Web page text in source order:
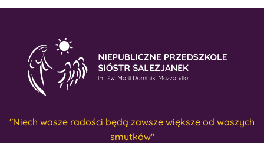
"Niech wasze radości będą zawsze większe od waszych
smutków"